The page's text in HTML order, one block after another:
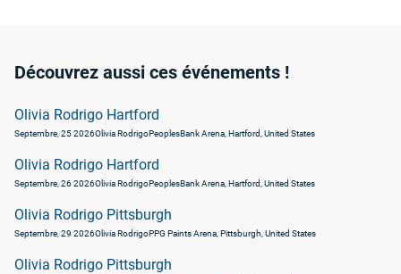
Découvrez aussi ces événements !
Olivia Rodrigo Hartford
Septembre, 25 2026Olivia RodrigoPeoplesBank Arena, Hartford, United States
Olivia Rodrigo Hartford
Septembre, 26 2026Olivia RodrigoPeoplesBank Arena, Hartford, United States
Olivia Rodrigo Pittsburgh
Septembre, 29 2026Olivia RodrigoPPG Paints Arena, Pittsburgh, United States
Olivia Rodrigo Pittsburgh